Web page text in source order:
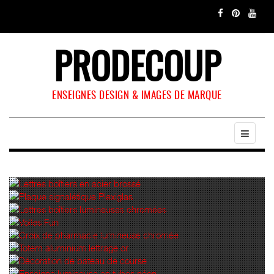
PRODECOUP
ENSEIGNES DESIGN & IMAGES DE MARQUE